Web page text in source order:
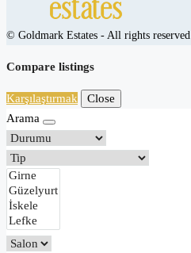
© Goldmark Estates - All rights reserved
Compare listings
Karşılaştırmak
Close
Arama